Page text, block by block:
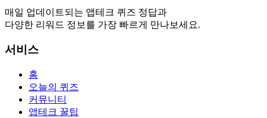
매일 업데이트되는 앱테크 퀴즈 정답과
다양한 리워드 정보를 가장 빠르게 만나보세요.
서비스
홈
오늘의 퀴즈
커뮤니티
앱테크 꿀팁